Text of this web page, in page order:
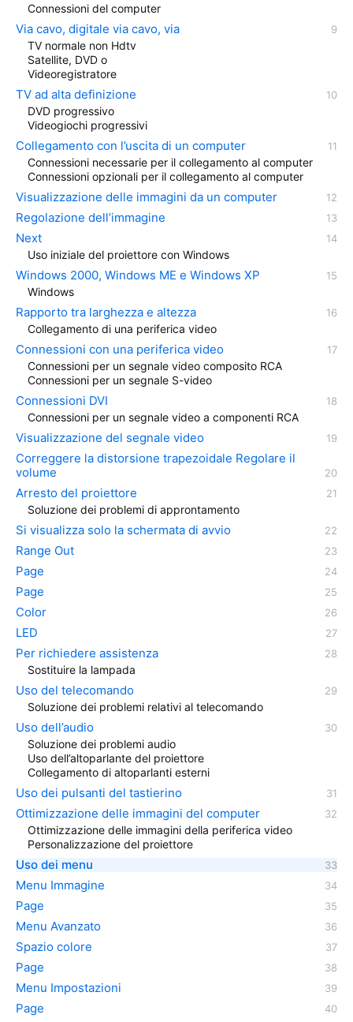
Connessioni del computer
Via cavo, digitale via cavo, via
TV normale non Hdtv
Satellite, DVD o
Videoregistratore
TV ad alta definizione
DVD progressivo
Videogiochi progressivi
Collegamento con l’uscita di un computer
Connessioni necessarie per il collegamento al computer
Connessioni opzionali per il collegamento al computer
Visualizzazione delle immagini da un computer
Regolazione dell’immagine
Next
Uso iniziale del proiettore con Windows
Windows 2000, Windows ME e Windows XP
Windows
Rapporto tra larghezza e altezza
Collegamento di una periferica video
Connessioni con una periferica video
Connessioni per un segnale video composito RCA
Connessioni per un segnale S-video
Connessioni DVI
Connessioni per un segnale video a componenti RCA
Visualizzazione del segnale video
Correggere la distorsione trapezoidale Regolare il
volume
Arresto del proiettore
Soluzione dei problemi di approntamento
Si visualizza solo la schermata di avvio
Range Out
Page
Page
Color
LED
Per richiedere assistenza
Sostituire la lampada
Uso del telecomando
Soluzione dei problemi relativi al telecomando
Uso dell’audio
Soluzione dei problemi audio
Uso dell’altoparlante del proiettore
Collegamento di altoparlanti esterni
Uso dei pulsanti del tastierino
Ottimizzazione delle immagini del computer
Ottimizzazione delle immagini della periferica video
Personalizzazione del proiettore
Uso dei menu
Menu Immagine
Page
Menu Avanzato
Spazio colore
Page
Menu Impostazioni
Page